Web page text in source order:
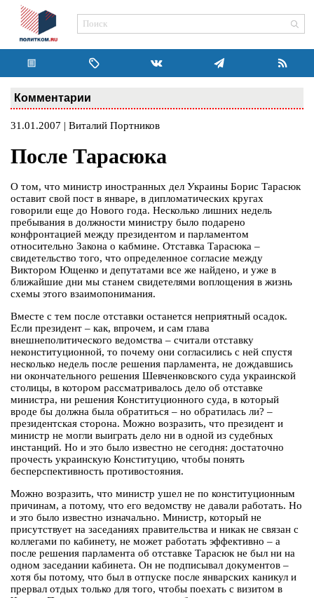
Комментарии
31.01.2007 | Виталий Портников
После Тарасюка
О том, что министр иностранных дел Украины Борис Тарасюк
оставит свой пост в январе, в дипломатических кругах
говорили еще до Нового года. Несколько лишних недель
пребывания в должности министру было подарено
конфронтацией между президентом и парламентом
относительно Закона о кабмине. Отставка Тарасюка –
свидетельство того, что определенное согласие между
Виктором Ющенко и депутатами все же найдено, и уже в
ближайшие дни мы станем свидетелями воплощения в жизнь
схемы этого взаимопонимания.
Вместе с тем после отставки останется неприятный осадок.
Если президент – как, впрочем, и сам глава
внешнеполитического ведомства – считали отставку
неконституционной, то почему они согласились с ней спустя
несколько недель после решения парламента, не дождавшись
ни окончательного решения Шевченковского суда украинской
столицы, в котором рассматривалось дело об отставке
министра, ни решения Конституционного суда, в который
вроде бы должна была обратиться – но обратилась ли? –
президентская сторона. Можно возразить, что президент и
министр не могли выиграть дело ни в одной из судебных
инстанций. Но и это было известно не сегодня: достаточно
прочесть украинскую Конституцию, чтобы понять
бесперспективность противостояния.
Можно возразить, что министр ушел не по конституционным
причинам, а потому, что его ведомству не давали работать. Но
и это было известно изначально. Министр, который не
присутствует на заседаниях правительства и никак не связан с
коллегами по кабинету, не может работать эффективно – а
после решения парламента об отставке Тарасюк не был ни на
одном заседании кабинета. Он не подписывал документов –
хотя бы потому, что был в отпуске после январских каникул и
прервал отдых только для того, чтобы поехать с визитом в